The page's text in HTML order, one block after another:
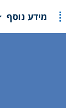
מידע נוסף